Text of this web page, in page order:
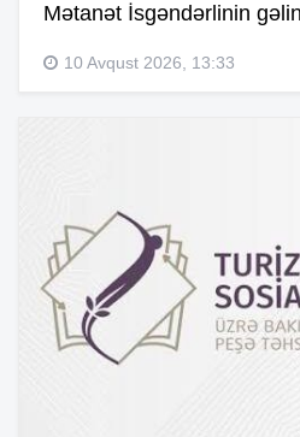
Mətanət İsgəndərlinin
10 Avqust 2026, 13:33